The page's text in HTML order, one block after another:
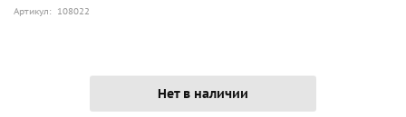
Артикул: 108022
Нет в наличии